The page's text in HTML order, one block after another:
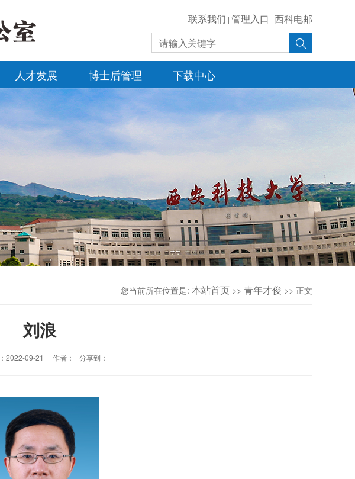
联系我们 | 管理入口 | 西科电邮
人才发展 博士后管理 下载中心
您当前所在位置是: 本站首页 >> 青年才俊 >> 正文
刘浪
2022-09-21 作者： 分享到：